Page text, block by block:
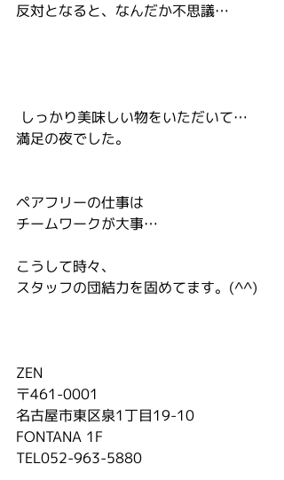
反対となると、なんだか不思議…
しっかり美味しい物をいただいて…
満足の夜でした。
ペアフリーの仕事は
チームワークが大事…
こうして時々、
スタッフの団結力を固めてます。(^^)
ZEN
〒461-0001
名古屋市東区泉1丁目19-10
FONTANA 1F
TEL052-963-5880